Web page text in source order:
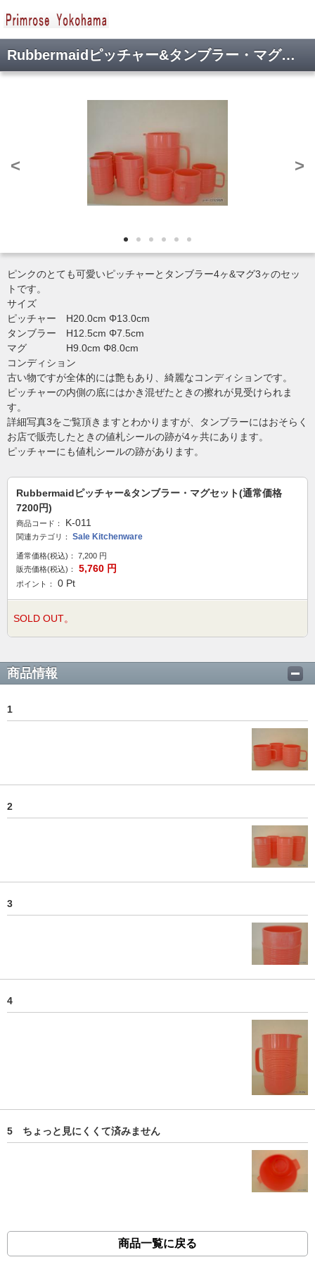
Rubbermaidピッチャー&タンブラー・マグセット(通常価格 7200円)
< >
ピンクのとても可愛いピッチャーとタンブラー4ヶ&マグ3ヶのセッ
トです。
サイズ
ピッチャー H20.0cm Φ13.0cm
タンブラー H12.5cm Φ7.5cm
マグ H9.0cm Φ8.0cm
コンディション
古い物ですが全体的には艶もあり、綺麗なコンディションです。
ピッチャーの内側の底にはかき混ぜたときの擦れが見受けられま
す。
詳細写真3をご覧頂きますとわかりますが、タンブラーにはおそらく
お店で販売したときの値札シールの跡が4ヶ共にあります。
ピッチャーにも値札シールの跡があります。
Rubbermaidピッチャー&タンブラー・マグセット(通常価格
7200円)
商品コード： K-011
関連カテゴリ： Sale Kitchenware
通常価格(税込)： 7,200 円
販売価格(税込)：
5,760 円
ポイント： 0 Pt
SOLD OUT。
商品情報
1
2
3
4
5 ちょっと見にくくて済みません
商品一覧に戻る